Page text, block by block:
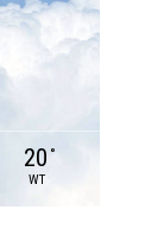
20 °
WT